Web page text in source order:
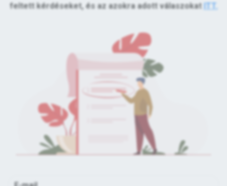
feltett kérdéseket, és az azokra adott válaszokat ITT.